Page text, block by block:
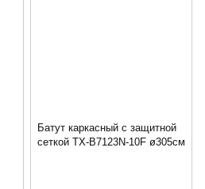
Батут каркасный с защитной
сеткой TX-B7123N-10F ø305см